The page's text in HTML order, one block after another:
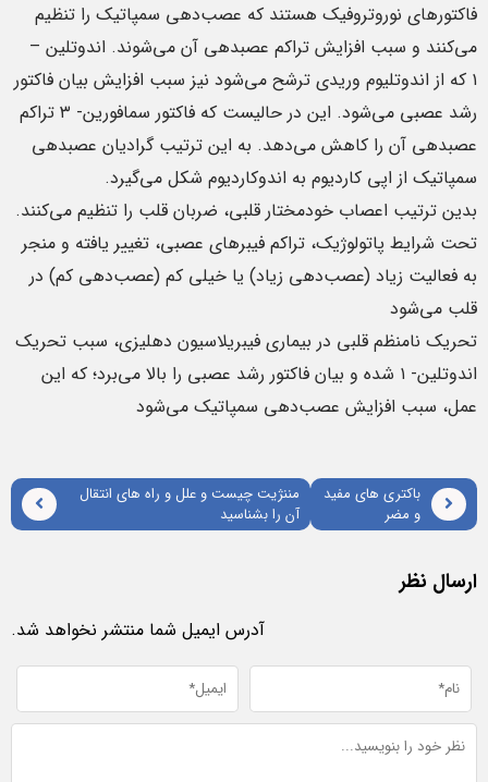
فاکتورهای نوروتروفیک هستند که عصب‌دهی سمپاتیک را تنظیم
می‌کنند و سبب افزایش تراکم عصبدهی آن می‌شوند. اندوتلین –
۱ که از اندوتلیوم وریدی ترشح می‌شود نیز سبب افزایش بیان فاکتور
رشد عصبی می‌شود. این در حالیست که فاکتور سمافورین- ۳ تراکم
عصبدهی آن را کاهش می‌دهد. به این ترتیب گرادیان عصبدهی
سمپاتیک از اپی کاردیوم به اندوکاردیوم شکل می‌گیرد.
بدین ترتیب اعصاب خودمختار قلبی، ضربان قلب را تنظیم می‌کنند.
تحت شرایط پاتولوژیک، تراکم فیبرهای عصبی، تغییر یافته و منجر
به فعالیت زیاد (عصب‌دهی زیاد) یا خیلی کم (عصب‌دهی کم) در
قلب می‌شود
تحریک نامنظم قلبی در بیماری فیبریلاسیون دهلیزی، سبب تحریک
اندوتلین- ۱ شده و بیان فاکتور رشد عصبی را بالا می‌برد؛ که این
عمل، سبب افزایش عصب‌دهی سمپاتیک می‌شود
باکتری های مفید
و مضر
مننژیت چیست و علل و راه های انتقال
آن را بشناسید
ارسال نظر
آدرس ایمیل شما منتشر نخواهد شد.